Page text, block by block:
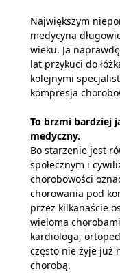
Największym
medycyna
wieku. Ja
lat przykuci do
kolejnymi
kompresja
To brzmi bardziej
medyczny.
Bo starzenie jest
społecznym i
chorobowości
chorowania pod
przez kilkanaście
wieloma
kardiologa,
często nie żyje już
chorobą.